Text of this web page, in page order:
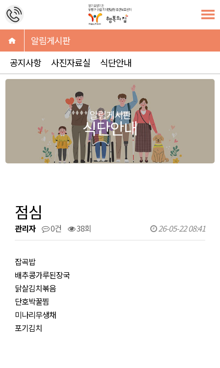
알림게시판
공지사항
사진자료실 식단안내
알림게시판
식단안내
점심
관리자 0건 38회 26-05-22 08:41
잡곡밥
배추콩가루된장국
닭살김치볶음
단호박꿀찜
미나리무생채
포기김치